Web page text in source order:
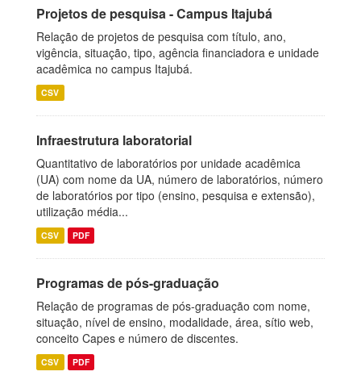
Projetos de pesquisa - Campus Itajubá
Relação de projetos de pesquisa com título, ano,
vigência, situação, tipo, agência financiadora e unidade
acadêmica no campus Itajubá.
CSV
Infraestrutura laboratorial
Quantitativo de laboratórios por unidade acadêmica
(UA) com nome da UA, número de laboratórios, número
de laboratórios por tipo (ensino, pesquisa e extensão),
utilização média...
CSV PDF
Programas de pós-graduação
Relação de programas de pós-graduação com nome,
situação, nível de ensino, modalidade, área, sítio web,
conceito Capes e número de discentes.
CSV PDF